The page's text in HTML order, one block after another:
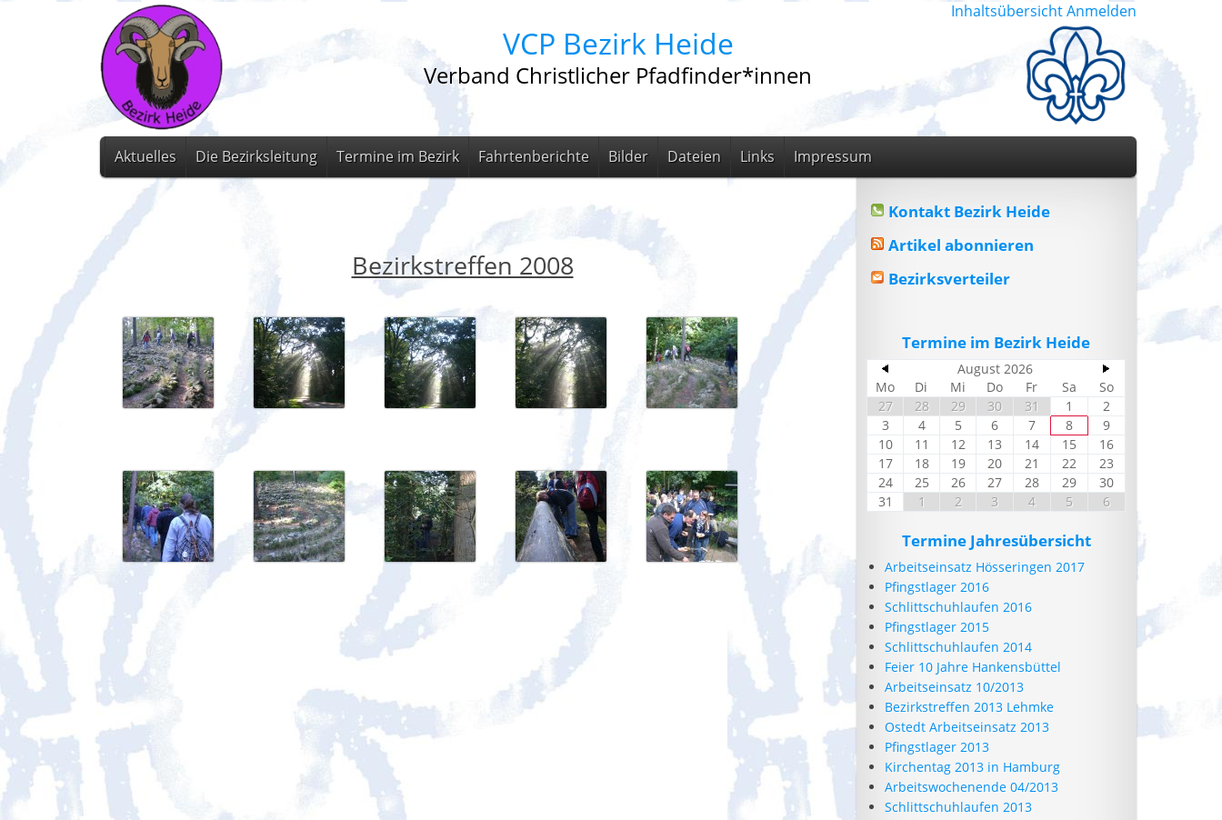
Inhaltsübersicht Anmelden
VCP Bezirk Heide
Verband Christlicher Pfadfinder*innen
Aktuelles Die Bezirksleitung Termine im Bezirk Fahrtenberichte Bilder Dateien Links Impressum
Bezirkstreffen 2008
Kontakt Bezirk Heide
Artikel abonnieren
Bezirksverteiler
Termine im Bezirk Heide
August 2026
Mo
Di Mi Do Fr Sa
So
27
28 29 30 31 1
2
3
4 5 6 7 8
9
10
11 12 13 14 15
16
17
18 19 20 21 22
23
24
25 26 27 28 29
30
31
1 2 3 4 5 6
Termine Jahresübersicht
Arbeitseinsatz Hösseringen 2017
Pfingstlager 2016
Schlittschuhlaufen 2016
Pfingstlager 2015
Schlittschuhlaufen 2014
Feier 10 Jahre Hankensbüttel
Arbeitseinsatz 10/2013
Bezirkstreffen 2013 Lehmke
Ostedt Arbeitseinsatz 2013
Pfingstlager 2013
Kirchentag 2013 in Hamburg
Arbeitswochenende 04/2013
Schlittschuhlaufen 2013